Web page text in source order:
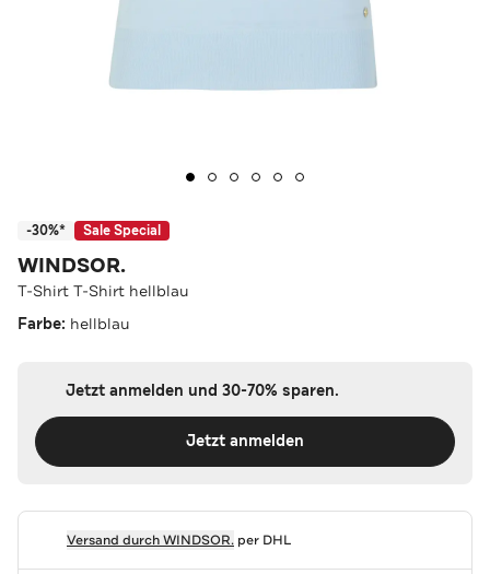
-30%* Sale Special
WINDSOR.
T-Shirt T-Shirt hellblau
Farbe: hellblau
Jetzt anmelden und 30-70% sparen.
Jetzt anmelden
Versand durchWINDSOR.per DHL